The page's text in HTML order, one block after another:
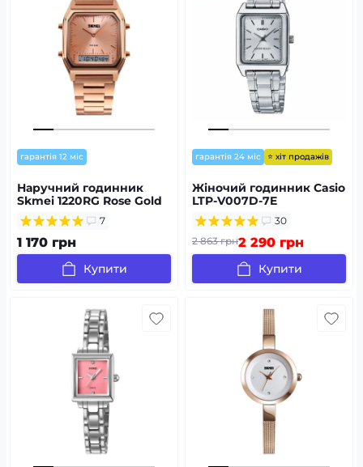
гарантія 12 міс
Наручний годинник
Skmei 1220RG Rose Gold
7
1 170 грн
Купити
гарантія 24 міс ⭐ хіт продажів
Жіночий годинник Casio
LTP-V007D-7E
30
2 863 грн2 290 грн
Купити